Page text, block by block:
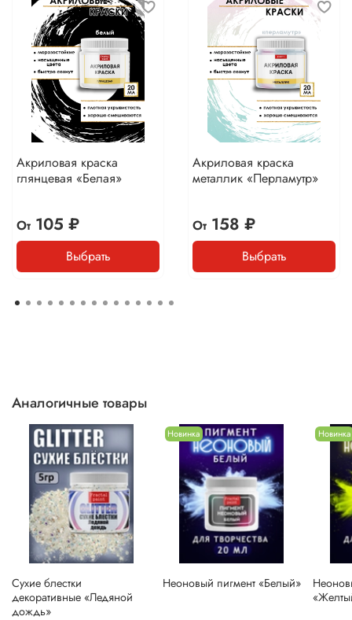
Акриловая краска
глянцевая «Белая»
От105 ₽
Выбрать
Акриловая краска
металлик «Перламутр»
От158 ₽
Выбрать
Аналогичные товары
Сухие блестки
декоративные «Ледяной
дождь»
Новинка
Неоновый пигмент «Белый»
Новинка